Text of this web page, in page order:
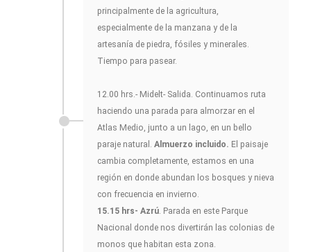
principalmente de la agricultura,
especialmente de la manzana y de la
artesanía de piedra, fósiles y minerales.
Tiempo para pasear.
12.00 hrs.- Midelt- Salida. Continuamos ruta
haciendo una parada para almorzar en el
Atlas Medio, junto a un lago, en un bello
paraje natural. Almuerzo incluido. El paisaje
cambia completamente, estamos en una
región en donde abundan los bosques y nieva
con frecuencia en invierno.
15.15 hrs- Azrú . Parada en este Parque
Nacional donde nos divertirán las colonias de
monos que habitan esta zona.